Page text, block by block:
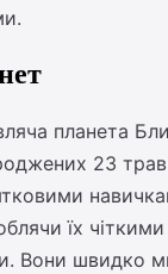
планета
23
їх
Вони швидко